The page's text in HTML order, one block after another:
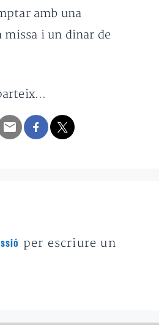
amb una
missa i un dinar de
per escriure un